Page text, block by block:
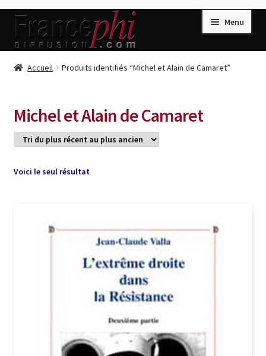
Aller
la
Aller
contenu
Menu
Accueil
Conditions de Vente
Connection
Livres de Peter Randa
Livres de Philippe Randa
Accueil Produits identifiés “Michel et Alain de Camaret”
Michel et Alain de Camaret
Voici le seul résultat